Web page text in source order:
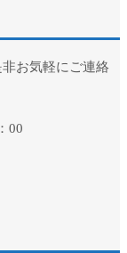
お気軽にご連絡
00